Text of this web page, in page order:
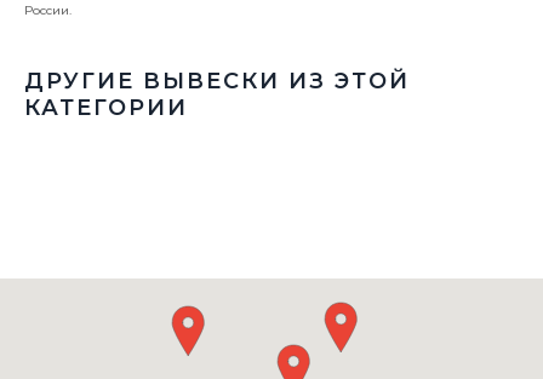
России.
ДРУГИЕ ВЫВЕСКИ ИЗ ЭТОЙ
КАТЕГОРИИ